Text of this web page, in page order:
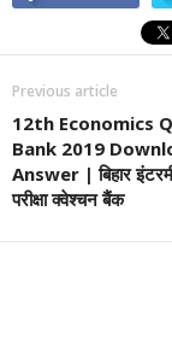
Previous article
12th Economics
Bank 2019
Answer | बिहार
परीक्षा क्वेश्चन बैंक